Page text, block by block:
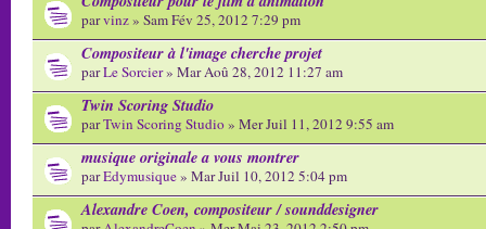
parvinz» Sam Fév 25, 2012 7:29 pm
Compositeur à l'image cherche projet
parLe Sorcier» Mar Aoû 28, 2012 11:27 am
Twin Scoring Studio
parTwin Scoring Studio» Mer Juil 11, 2012 9:55 am
musique originale a vous montrer
parEdymusique» Mar Juil 10, 2012 5:04 pm
Alexandre Coen, compositeur / sounddesigner